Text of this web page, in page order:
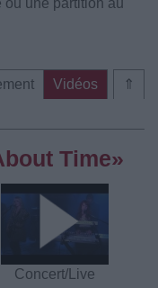
ou une partition au
⇑
Vidéos
Time»
Concert/Live